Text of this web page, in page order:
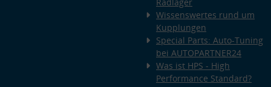
Wissenswertes rund um
Kupplungen
Special Parts: Auto-Tuning
bei AUTOPARTNER24
Was ist HPS - High
Performance Standard?